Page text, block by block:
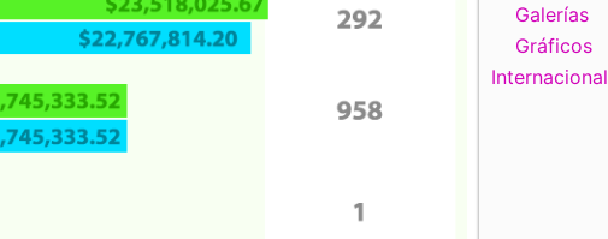
Galerías
Gráficos
Internacional